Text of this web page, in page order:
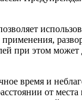
применения,
при этом
время и
от